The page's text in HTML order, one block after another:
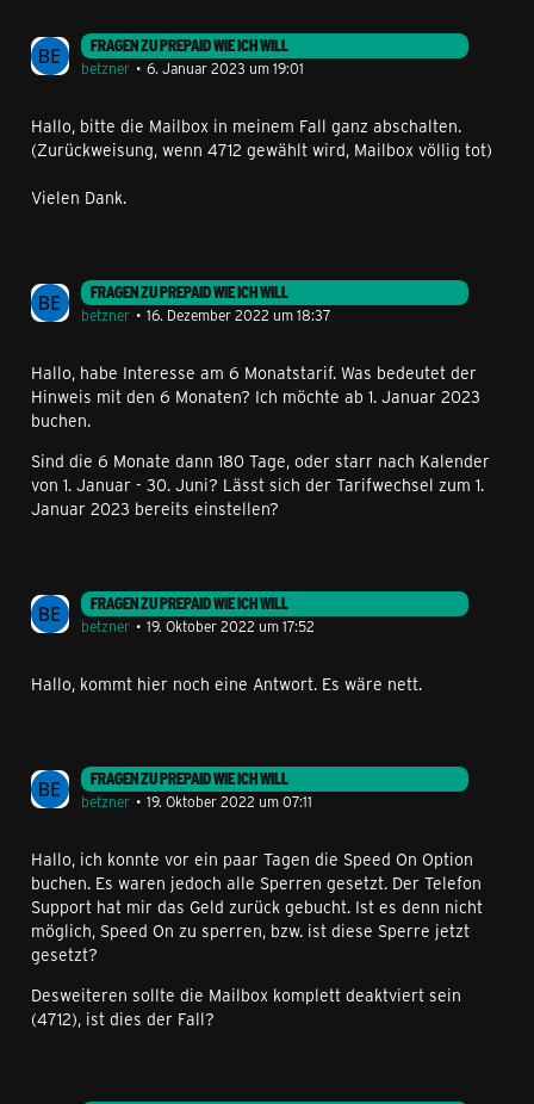
FRAGEN ZU PREPAID WIE ICH WILL
betzner
6. Januar 2023 um 19:01
Hallo, bitte die Mailbox in meinem Fall ganz abschalten.
(Zurückweisung, wenn 4712 gewählt wird, Mailbox völlig tot)
Vielen Dank.
FRAGEN ZU PREPAID WIE ICH WILL
betzner
16. Dezember 2022 um 18:37
Hallo, habe Interesse am 6 Monatstarif. Was bedeutet der
Hinweis mit den 6 Monaten? Ich möchte ab 1. Januar 2023
buchen.
Sind die 6 Monate dann 180 Tage, oder starr nach Kalender
von 1. Januar - 30. Juni? Lässt sich der Tarifwechsel zum 1.
Januar 2023 bereits einstellen?
FRAGEN ZU PREPAID WIE ICH WILL
betzner
19. Oktober 2022 um 17:52
Hallo, kommt hier noch eine Antwort. Es wäre nett.
FRAGEN ZU PREPAID WIE ICH WILL
betzner
19. Oktober 2022 um 07:11
Hallo, ich konnte vor ein paar Tagen die Speed On Option
buchen. Es waren jedoch alle Sperren gesetzt. Der Telefon
Support hat mir das Geld zurück gebucht. Ist es denn nicht
möglich, Speed On zu sperren, bzw. ist diese Sperre jetzt
gesetzt?
Desweiteren sollte die Mailbox komplett deaktviert sein
(4712), ist dies der Fall?